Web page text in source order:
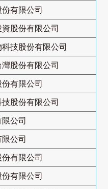
有限公司
股份有限公司
技股份有限公司
股份有限公司
有限公司
股份有限公司
公司
公司
有限公司
有限公司